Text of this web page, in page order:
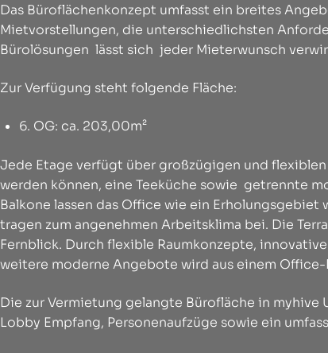
Das Büroflächenkonzept umfasst ein breites
Mietvorstellungen, die unterschiedlichsten
Bürolösungen lässt sich jeder Mieterwunsch
Zur Verfügung steht folgende Fläche:
6. OG: ca. 203,00m²
Jede Etage verfügt über großzügigen und
werden können, eine Teeküche sowie getrennte
Balkone lassen das Office wie ein
tragen zum angenehmen Arbeitsklima bei. Die
Fernblick. Durch flexible Raumkonzepte,
weitere moderne Angebote wird aus einem
Die zur Vermietung gelangte Bürofläche in
Lobby Empfang, Personenaufzüge sowie ein